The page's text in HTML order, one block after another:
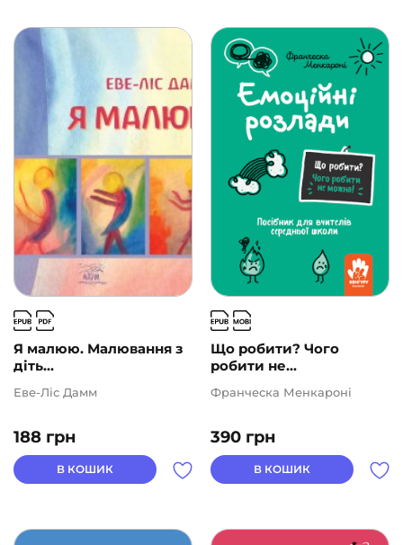
Я малюю. Малювання з
діть...
188 грн
Еве-Ліс Дамм
В КОШИК
Що робити? Чого
робити не...
390 грн
Франческа Менкароні
В КОШИК